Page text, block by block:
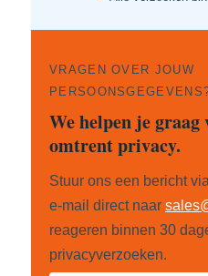
VRAGEN OVER JOUW
We helpen je
omtrent privacy.
Stuur ons een bericht
e-mail direct naar
reageren binnen 30
privacyverzoeken.